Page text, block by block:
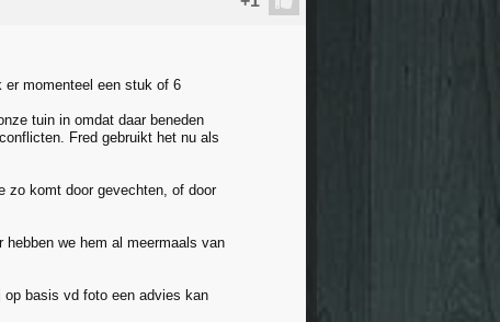
er momenteel een stuk of 6
tuin in omdat daar beneden
Fred gebruikt het nu als
zo komt door gevechten, of door
we hem al meermaals van
basis vd foto een advies kan